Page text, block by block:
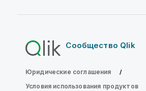
Сообщество Qlik
Юридические соглашения
Условия использования продуктов